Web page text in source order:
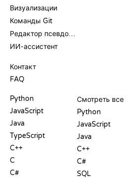
Визуализации
Команды Git
Редактор псевдокода
ИИ-ассистент
Контакт
FAQ
Python
JavaScript
Java
TypeScript
C++
C
C#
Смотреть все
Python
JavaScript
Java
C++
C#
SQL